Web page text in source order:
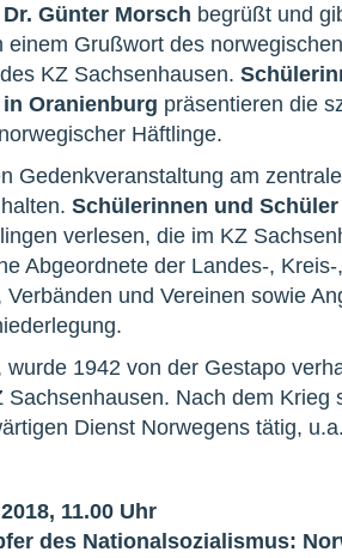
Günter Morsch begrüßt und
einem Grußwort des
KZ Sachsenhausen.
Oranienburg präsentieren die
Häftlinge.
Gedenkveranstaltung am
Schülerinnen und
verlesen, die im KZ
Abgeordnete der Landes-,
und Vereinen sowie
wurde 1942 von der Gestapo
Sachsenhausen. Nach dem
Dienst Norwegens tätig,
11.00 Uhr
des Nationalsozialismus: